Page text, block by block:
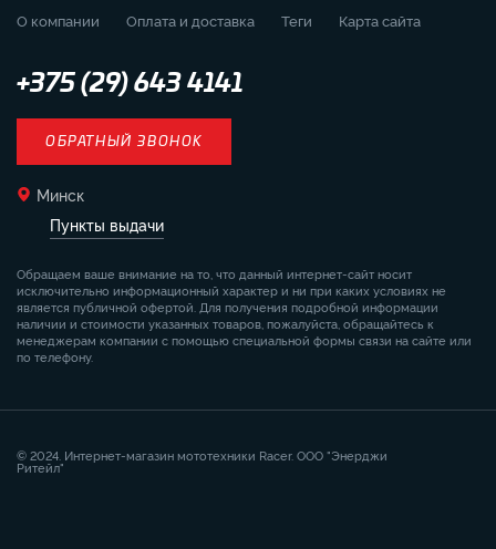
О компании Оплата и доставка Теги Карта сайта
+375 (29) 643 4141
ОБРАТНЫЙ ЗВОНОК
Минск
Пункты выдачи
Обращаем ваше внимание на то, что данный интернет-сайт носит
исключительно информационный характер и ни при каких условиях не
является публичной офертой. Для получения подробной информации
наличии и стоимости указанных товаров, пожалуйста, обращайтесь к
менеджерам компании с помощью специальной формы связи на сайте или
по телефону.
© 2024. Интернет-магазин мототехники Racer. ООО "Энерджи
Ритейл"